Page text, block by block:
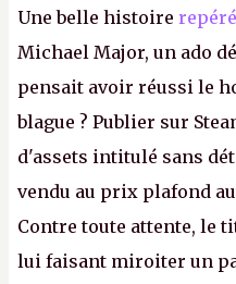
Une belle histoire
Michael Major, un ado
pensait avoir réussi le
blague ? Publier sur
d'assets intitulé sans
vendu au prix plafond
Contre toute attente, le
lui faisant miroiter un